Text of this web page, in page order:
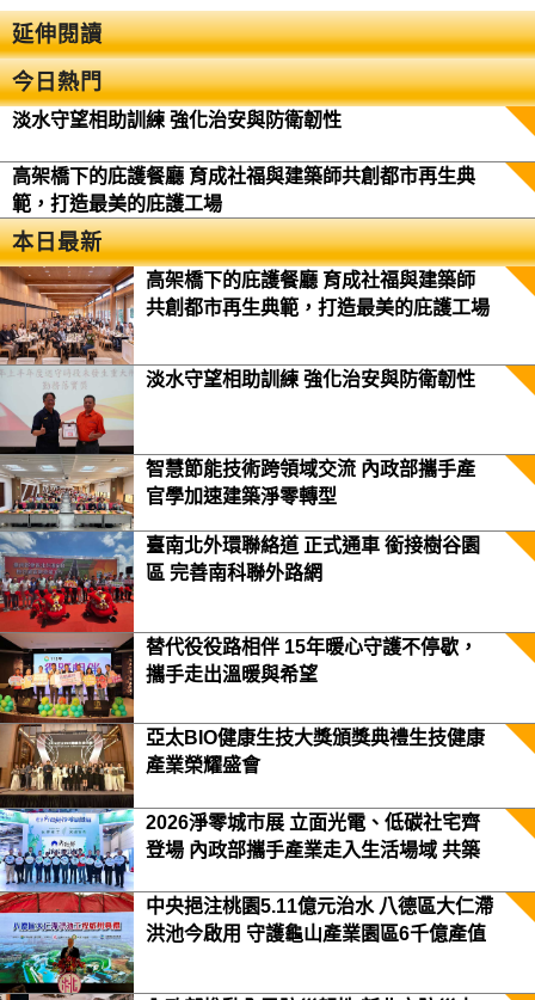
延伸閱讀
今日熱門
淡水守望相助訓練 強化治安與防衛韌性
高架橋下的庇護餐廳 育成社福與建築師共創都市再生典
範，打造最美的庇護工場
本日最新
高架橋下的庇護餐廳 育成社福與建築師
共創都市再生典範，打造最美的庇護工場
淡水守望相助訓練 強化治安與防衛韌性
智慧節能技術跨領域交流 內政部攜手產
官學加速建築淨零轉型
臺南北外環聯絡道 正式通車 銜接樹谷園
區 完善南科聯外路網
替代役役路相伴 15年暖心守護不停歇，
攜手走出溫暖與希望
亞太BIO健康生技大獎頒獎典禮生技健康
產業榮耀盛會
2026淨零城市展 立面光電、低碳社宅齊
登場 內政部攜手產業走入生活場域 共築
中央挹注桃園5.11億元治水 八德區大仁滯
洪池今啟用 守護龜山產業園區6千億產值